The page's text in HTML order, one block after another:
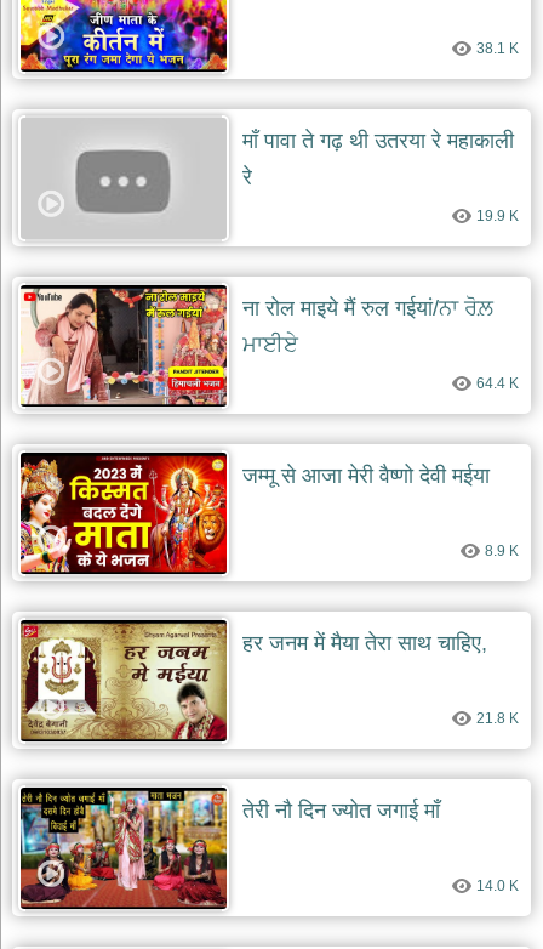
38.1 K
माँ पावा ते गढ़ थी उतरया रे महाकाली
रे
19.9 K
ना रोल माइये मैं रुल गईयां/ਨਾ ਰੋਲ਼
ਮਾਈਏ
64.4 K
जम्मू से आजा मेरी वैष्णो देवी मईया
8.9 K
हर जनम में मैया तेरा साथ चाहिए,
21.8 K
तेरी नौ दिन ज्योत जगाई माँ
14.0 K